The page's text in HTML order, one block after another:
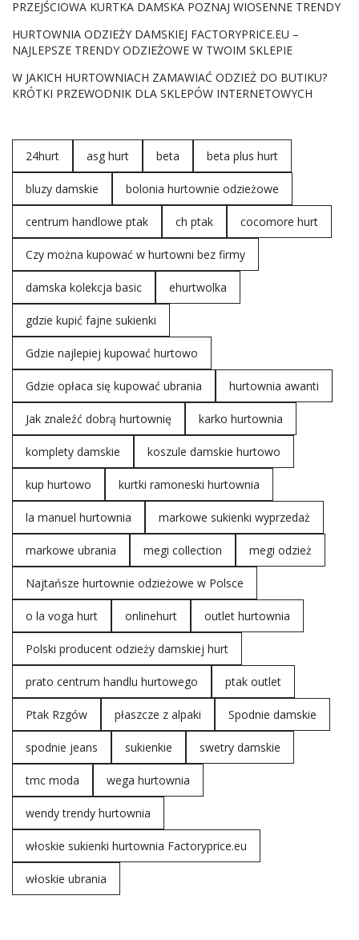
retro stylizacjami, uzupełnionymi o wzory z lat 60., które
staną tuż obok nieśmiertelnej kraty i wybuchających,
kwiatowych printów. Najmodniejsze propozycje tego
sezonu? Eleganckie trencze z pagonami,
rozkloszowane
spódnice damskie hurt do połowy łydki czy rozpinane
które świetnie połączą się z kolejnym hitem sezonu, a
mianowicie garniturowymi zestawami, inspirowanymi
męską szafą. Nie zapominamy też o braletkach,
półtransparentnych koszulach i bluzkach z fantazyjnym
wiązaniem.…
PRZEJŚCIOWA KURTKA DAMSKA POZNAJ WIOSENNE TRENDY
HURTOWNIA ODZIEŻY DAMSKIEJ FACTORYPRICE.EU –
NAJLEPSZE TRENDY ODZIEŻOWE W TWOIM SKLEPIE
W JAKICH HURTOWNIACH ZAMAWIAĆ ODZIEŻ DO BUTIKU?
KRÓTKI PRZEWODNIK DLA SKLEPÓW INTERNETOWYCH
24hurt asg hurt beta beta plus hurt
bluzy damskie bolonia hurtownie odzieżowe
centrum handlowe ptak ch ptak cocomore hurt
Czy można kupować w hurtowni bez firmy
damska kolekcja basic ehurtwolka
gdzie kupić fajne sukienki
Gdzie najlepiej kupować hurtowo
Gdzie opłaca się kupować ubrania hurtownia awanti
Jak znaleźć dobrą hurtownię karko hurtownia
komplety damskie koszule damskie hurtowo
kup hurtowo kurtki ramoneski hurtownia
la manuel hurtownia markowe sukienki wyprzedaż
markowe ubrania megi collection megi odzież
Najtańsze hurtownie odzieżowe w Polsce
o la voga hurt onlinehurt outlet hurtownia
Polski producent odzieży damskiej hurt
prato centrum handlu hurtowego ptak outlet
Ptak Rzgów płaszcze z alpaki Spodnie damskie
spodnie jeans sukienkie swetry damskie
tmc moda wega hurtownia
wendy trendy hurtownia
włoskie sukienki hurtownia Factoryprice.eu
włoskie ubrania